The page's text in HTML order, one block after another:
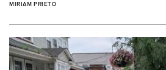
MIRIAM PRIETO